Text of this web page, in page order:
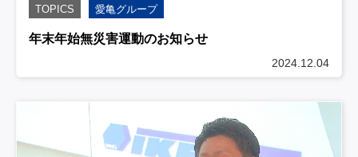
TOPICS 愛亀グループ
年末年始無災害運動のお知らせ
2024.12.04